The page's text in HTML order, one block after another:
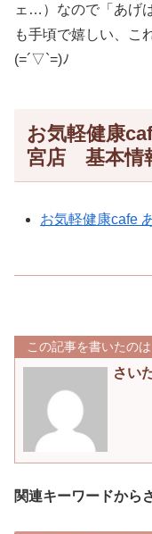
ェ…）なので「あげ
も手頃で嬉しい、こ
(=´▽`=)ﾉ
お気軽健康
宮店 基本情
お気軽健康cafe
この記事を書いたのは
さい
関連キーワードから